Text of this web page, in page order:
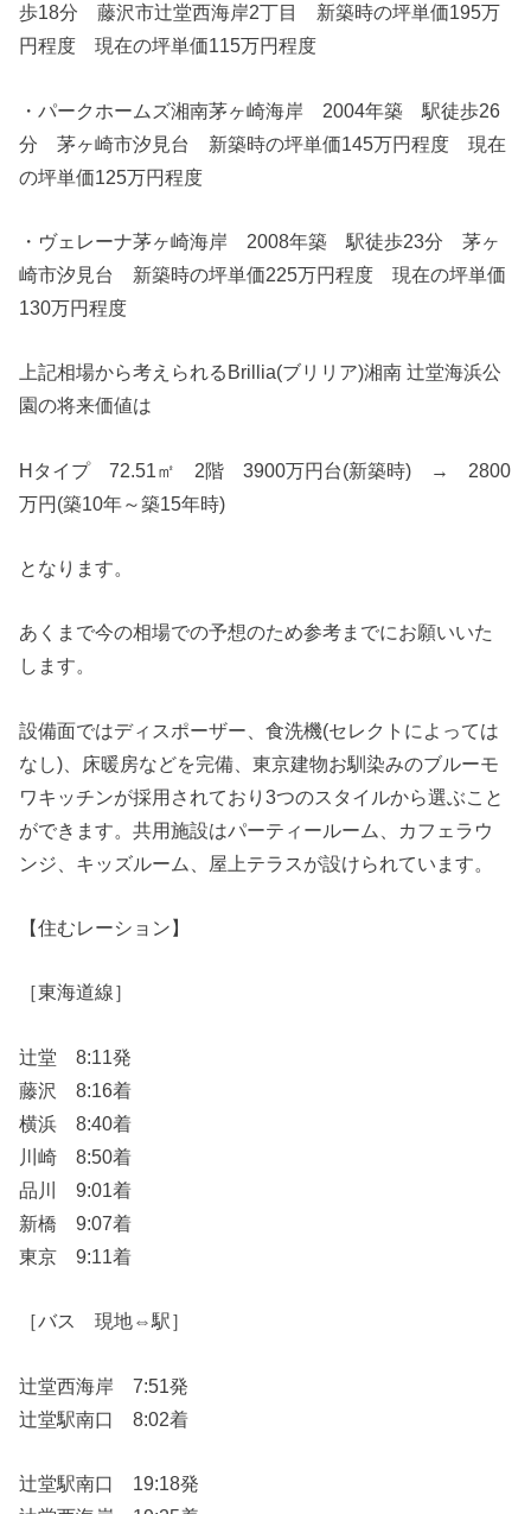
歩18分 藤沢市辻堂西海岸2丁目 新築時の坪単価195万
円程度 現在の坪単価115万円程度
・パークホームズ湘南茅ヶ崎海岸 2004年築 駅徒歩26
分 茅ヶ崎市汐見台 新築時の坪単価145万円程度 現在
の坪単価125万円程度
・ヴェレーナ茅ヶ崎海岸 2008年築 駅徒歩23分 茅ヶ
崎市汐見台 新築時の坪単価225万円程度 現在の坪単価
130万円程度
上記相場から考えられるBrillia(ブリリア)湘南 辻堂海浜公
園の将来価値は
Hタイプ 72.51㎡ 2階 3900万円台(新築時) → 2800
万円(築10年～築15年時)
となります。
あくまで今の相場での予想のため参考までにお願いいた
します。
設備面ではディスポーザー、食洗機(セレクトによっては
なし)、床暖房などを完備、東京建物お馴染みのブルーモ
ワキッチンが採用されており3つのスタイルから選ぶこと
ができます。共用施設はパーティールーム、カフェラウ
ンジ、キッズルーム、屋上テラスが設けられています。
【住むレーション】
［東海道線］
辻堂 8:11発
藤沢 8:16着
横浜 8:40着
川崎 8:50着
品川 9:01着
新橋 9:07着
東京 9:11着
［バス 現地⇔駅］
辻堂西海岸 7:51発
辻堂駅南口 8:02着
辻堂駅南口 19:18発